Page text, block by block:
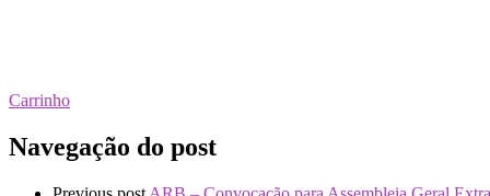
Carrinho
Navegação do post